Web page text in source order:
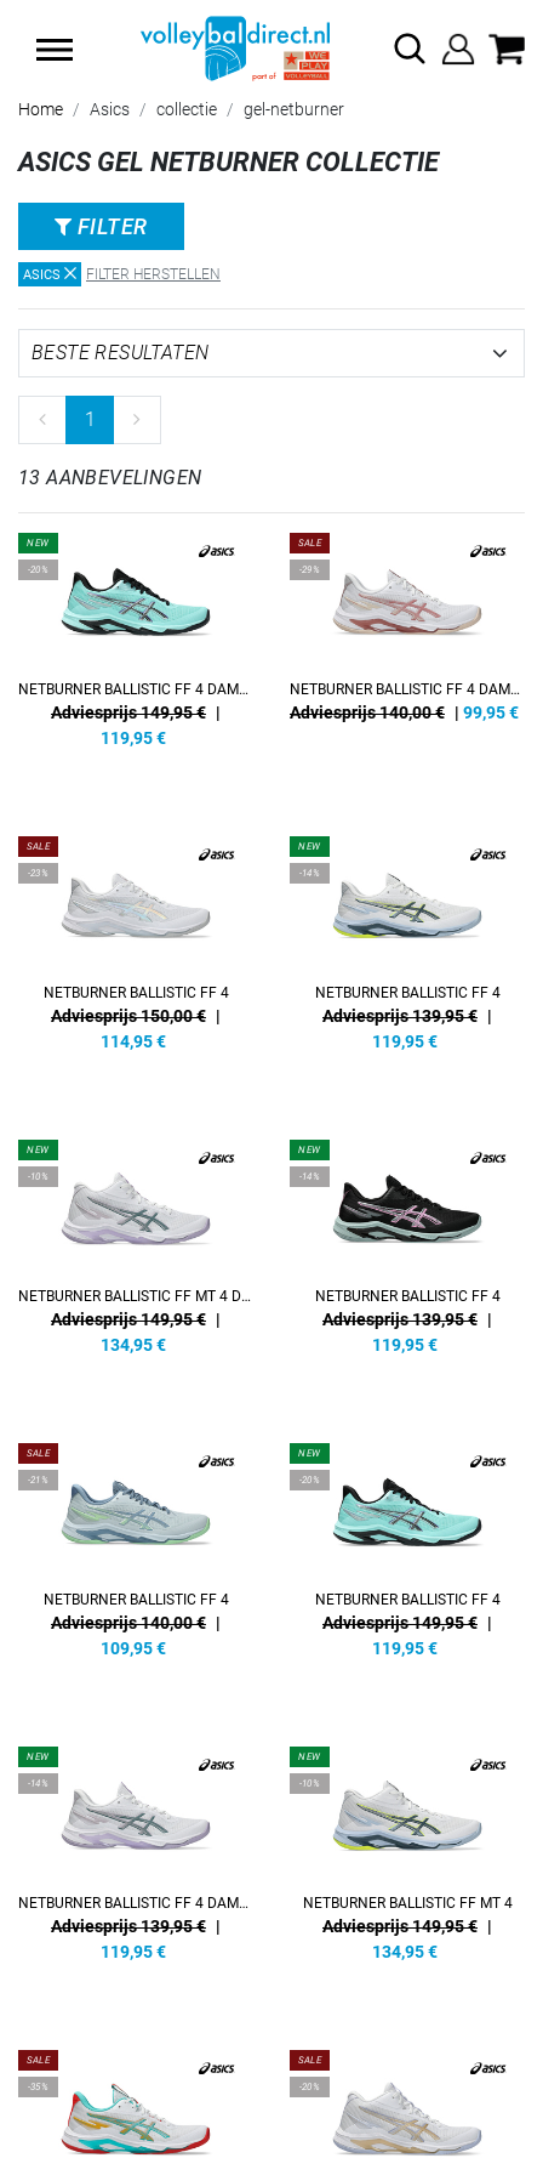
SUMMER SALE: TOT 65% KORTING
Home Asics collectie gel-netburner
ASICS GEL NETBURNER COLLECTIE
FILTER
ASICS FILTER HERSTELLEN
1
13 AANBEVELINGEN
NEW
-20%
NETBURNER BALLISTIC FF 4 DAMEN
Adviesprijs 149,95 € |
119,95 €
SALE
-29%
NETBURNER BALLISTIC FF 4 DAMEN
Adviesprijs 140,00 € | 99,95€
SALE
-23%
NETBURNER BALLISTIC FF 4
Adviesprijs 150,00 € |
114,95 €
NEW
-14%
NETBURNER BALLISTIC FF 4
Adviesprijs 139,95 € |
119,95 €
NEW
-10%
NETBURNER BALLISTIC FF MT 4 DAMEN
Adviesprijs 149,95 € |
134,95 €
NEW
-14%
NETBURNER BALLISTIC FF 4
Adviesprijs 139,95 € |
119,95 €
SALE
-21%
NETBURNER BALLISTIC FF 4
Adviesprijs 140,00 € |
109,95 €
NEW
-20%
NETBURNER BALLISTIC FF 4
Adviesprijs 149,95 € |
119,95 €
NEW
-14%
NETBURNER BALLISTIC FF 4 DAMEN
Adviesprijs 139,95 € |
119,95 €
NEW
-10%
NETBURNER BALLISTIC FF MT 4
Adviesprijs 149,95 € |
134,95 €
SALE
-35%
SALE
-20%